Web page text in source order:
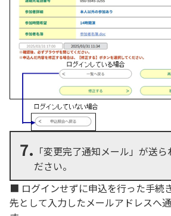
7. 「変更完了通知メール」が送
ださい。
■ ログインせずに申込を行った手続
先として入力したメールアドレスへ